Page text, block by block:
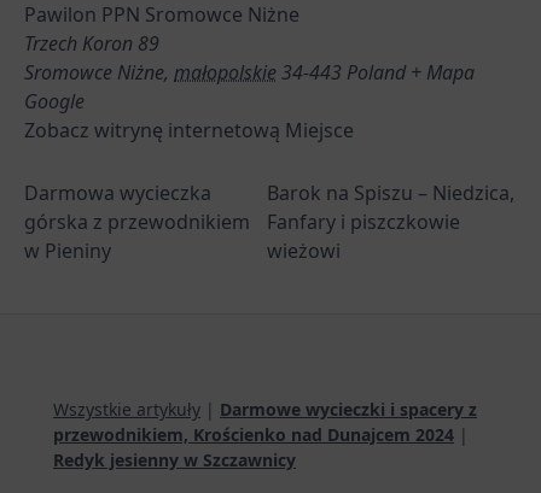
Pawilon PPN Sromowce Niżne
Trzech Koron 89
Sromowce Niżne, małopolskie34-443 Poland + Mapa
Google
Zobacz witrynę internetową Miejsce
Darmowa wycieczka
górska z przewodnikiem
w Pieniny
Barok na Spiszu – Niedzica,
Fanfary i piszczkowie
wieżowi
Wszystkie artykuły | Darmowe wycieczki i spacery z
przewodnikiem, Krościenko nad Dunajcem 2024 |
Redyk jesienny w Szczawnicy